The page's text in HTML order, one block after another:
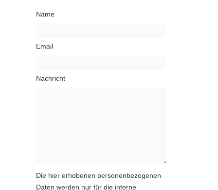
Name
Email
Nachricht
Die hier erhobenen personenbezogenen
Daten werden nur für die interne